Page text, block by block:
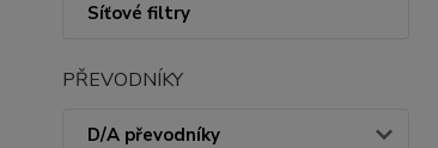
Síťové filtry
PŘEVODNÍKY
D/A převodníky